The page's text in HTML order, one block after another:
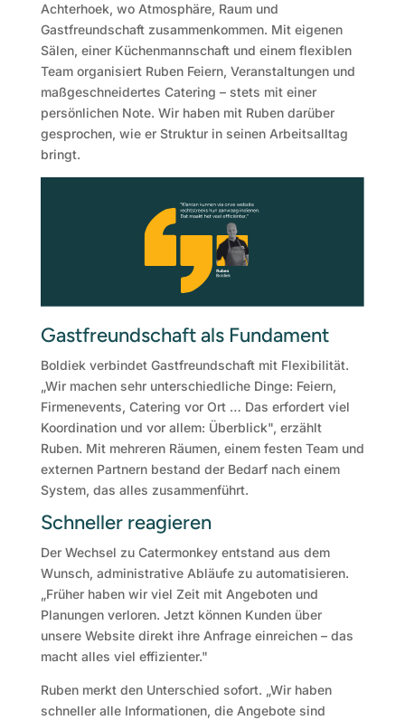
Achterhoek, wo Atmosphäre, Raum und
Gastfreundschaft zusammenkommen. Mit eigenen
Sälen, einer Küchenmannschaft und einem flexiblen
Team organisiert Ruben Feiern, Veranstaltungen und
maßgeschneidertes Catering – stets mit einer
persönlichen Note. Wir haben mit Ruben darüber
gesprochen, wie er Struktur in seinen Arbeitsalltag
bringt.
Gastfreundschaft als Fundament
Boldiek verbindet Gastfreundschaft mit Flexibilität.
„Wir machen sehr unterschiedliche Dinge: Feiern,
Firmenevents, Catering vor Ort … Das erfordert viel
Koordination und vor allem: Überblick", erzählt
Ruben. Mit mehreren Räumen, einem festen Team und
externen Partnern bestand der Bedarf nach einem
System, das alles zusammenführt.
Schneller reagieren
Der Wechsel zu Catermonkey entstand aus dem
Wunsch, administrative Abläufe zu automatisieren.
„Früher haben wir viel Zeit mit Angeboten und
Planungen verloren. Jetzt können Kunden über
unsere Website direkt ihre Anfrage einreichen – das
macht alles viel effizienter."
Ruben merkt den Unterschied sofort. „Wir haben
schneller alle Informationen, die Angebote sind